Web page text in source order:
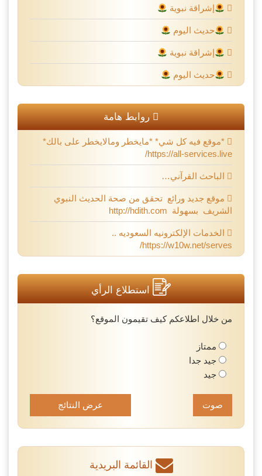
إشراقة نبوية
حديث اليوم
إشراقة نبوية
حديث اليوم
روابط هامة
*موقع فيه كل شي* *مايخطر ومالايخطر على بالك*
https://all-services.live/
الباحث القرآني…
موقع جديد ورائع تحقق من صحة الحديث النبوي
الشريف بسهولة http://hdith.com
الخدمات الإلكترونيه السعوديه ..
https://w10w.net/serves/
استطلاع الرأي
من خلال اطلاعكم كيف تقيمون الموقع؟
ممتاز
جيد جدا
جيد
عرض النتائج
القائمة البريدية